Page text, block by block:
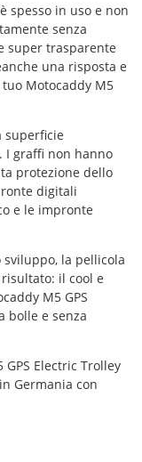
spesso in uso e non
senza
super trasparente
una risposta e
Motocaddy M5
superficie
I graffi non hanno
protezione dello
digitali
e le impronte
la pellicola
il cool e
M5 GPS
bolle e senza
Electric Trolley
Germania con